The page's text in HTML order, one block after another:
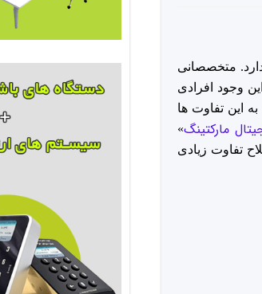
متخصصانی
وجود افرادی
این تفاوت ها
مارکتینگ»
تفاوت زیادی